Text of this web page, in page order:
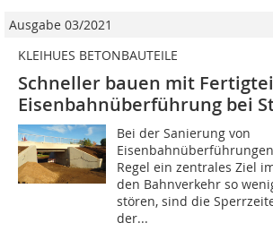
Ausgabe 03/2021
KLEIHUES BETONBAUTEILE
Schneller bauen mit
Eisenbahnüberführung bei
Bei der Sanierung von
Regel ein zentrales Ziel
den Bahnverkehr so
stören, sind die
der...